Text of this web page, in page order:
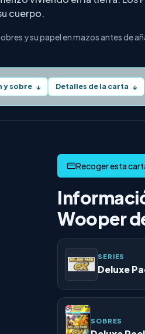
cuerpo.
y su papel en mazos antes de
y sobre ↓ Detalles de la carta ↓
Wooper
SERIES
Deluxe
SOBRES